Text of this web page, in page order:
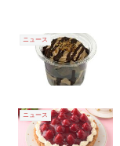
ニュース
ニュース